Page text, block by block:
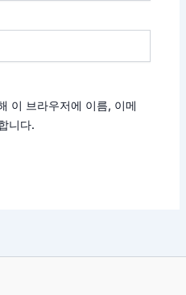
이 브라우저에 이름, 이메
니다.